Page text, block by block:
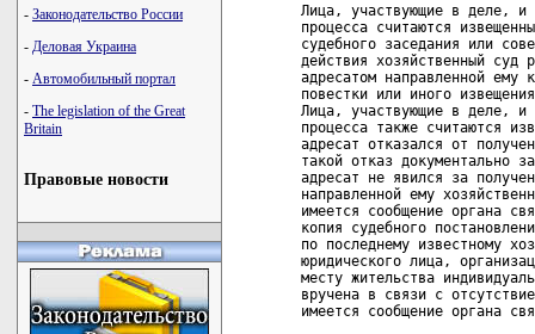
- Законодательство России
- Деловая Украина
- Автомобильный портал
- The legislation of the Great
Britain
Правовые новости
Лица, участвующие в деле, и
процесса считаются
судебного заседания или
действия хозяйственный суд
адресатом направленной ему
повестки или иного
Лица, участвующие в деле, и
процесса также считаются
адресат отказался от
такой отказ документально
адресат не явился за
направленной ему
имеется сообщение органа
копия судебного
по последнему известному
юридического лица,
месту жительства
вручена в связи с
имеется сообщение органа